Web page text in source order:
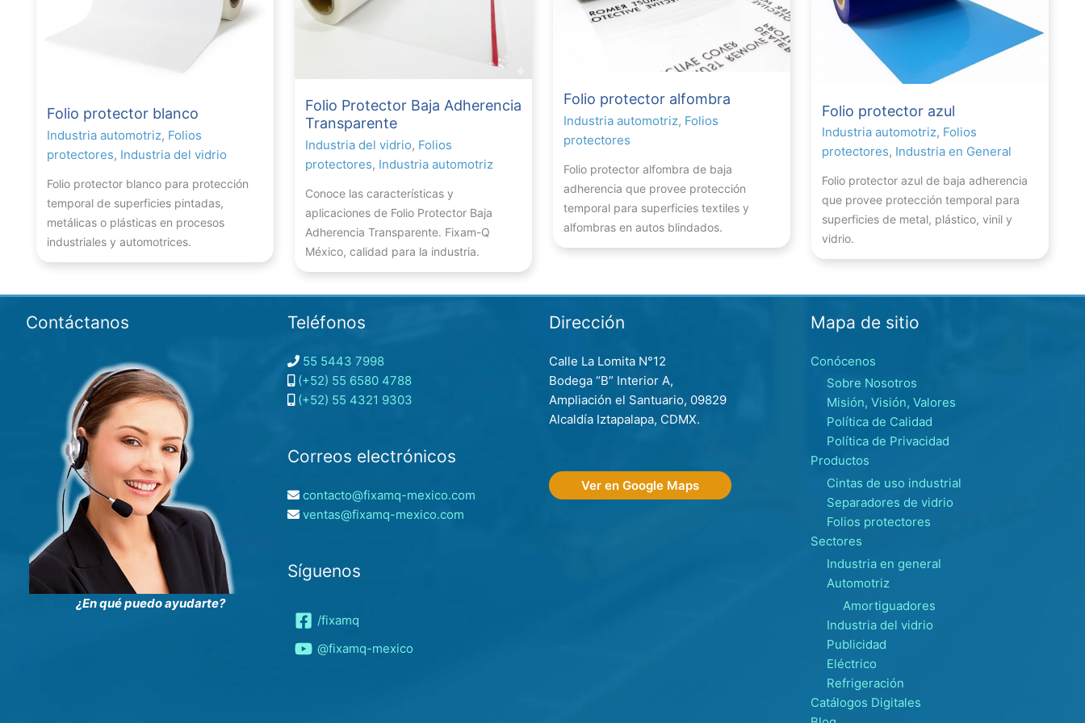
Folio protector blanco
Industria automotriz, Folios
protectores, Industria del vidrio
Folio protector blanco para protección
temporal de superficies pintadas,
metálicas o plásticas en procesos
industriales y automotrices.
Folio Protector Baja Adherencia
Transparente
Industria del vidrio, Folios
protectores, Industria automotriz
Conoce las características y
aplicaciones de Folio Protector Baja
Adherencia Transparente. Fixam-Q
México, calidad para la industria.
Folio protector alfombra
Industria automotriz, Folios
protectores
Folio protector alfombra de baja
adherencia que provee protección
temporal para superficies textiles y
alfombras en autos blindados.
Folio protector azul
Industria automotriz, Folios
protectores, Industria en General
Folio protector azul de baja adherencia
que provee protección temporal para
superficies de metal, plástico, vinil y
vidrio.
Contáctanos
¿En qué puedo ayudarte?
Teléfonos
55 5443 7998
(+52) 55 6580 4788
(+52) 55 4321 9303
Correos electrónicos
contacto@fixamq-mexico.com
ventas@fixamq-mexico.com
Síguenos
/fixamq
@fixamq-mexico
Dirección
Calle La Lomita N°12
Bodega “B” Interior A,
Ampliación el Santuario, 09829
Alcaldía Iztapalapa, CDMX.
Ver en Google Maps
Mapa de sitio
Conócenos
Sobre Nosotros
Misión, Visión, Valores
Política de Calidad
Política de Privacidad
Productos
Cintas de uso industrial
Separadores de vidrio
Folios protectores
Sectores
Industria en general
Automotriz
Amortiguadores
Industria del vidrio
Publicidad
Eléctrico
Refrigeración
Catálogos Digitales